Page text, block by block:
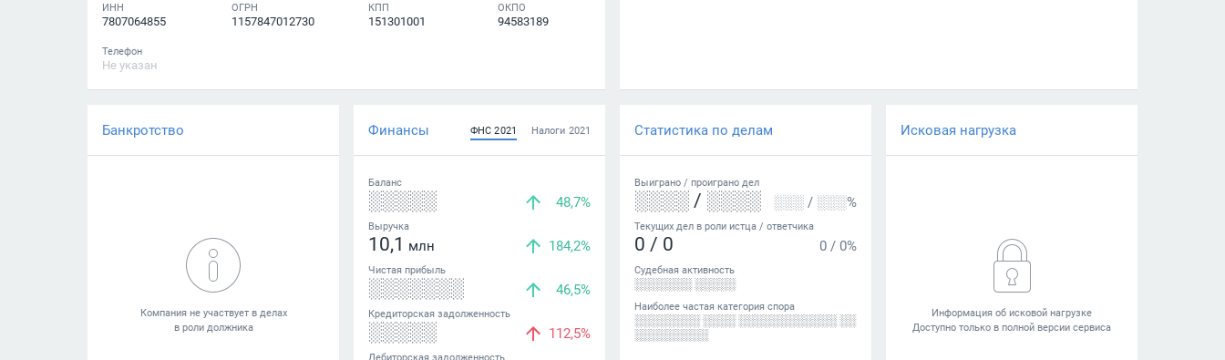
ИНН
7807064855
ОГРН
1157847012730
КПП
151301001
ОКПО
94583189
Телефон
Не указан
Банкротство Финансы ФНС 2021 Налоги 2021
Баланс
░░░░░ 48,7%
Выручка
10,1 млн 184,2%
Чистая прибыль
░░░░░░░ 46,5%
Кредиторская задолженность
░░░░░ 112,5%
Дебиторская задолженность
Статистика по делам
Выиграно / проиграно дел
░░░░ / ░░░░ ░░░ / ░░░%
Текущих дел в роли истца / ответчика
0 / 0 0 / 0%
Судебная активность
░░░░░░░ ░░░░░
Наиболее частая категория спора
░░░░░░░░ ░░░░ ░░░░░░░░░░░░ ░░
░░░░░░░░░
Исковая нагрузка